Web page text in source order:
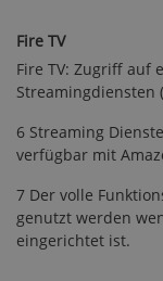
Fire TV
Fire TV: Zugriff auf
Streamingdiensten
6 Streaming
verfügbar mit
7 Der volle
genutzt werden
eingerichtet ist.